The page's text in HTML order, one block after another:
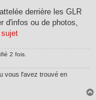
derrière les GLR
d'infos ou de photos,
2 fois.
vous l'avez trouvé en